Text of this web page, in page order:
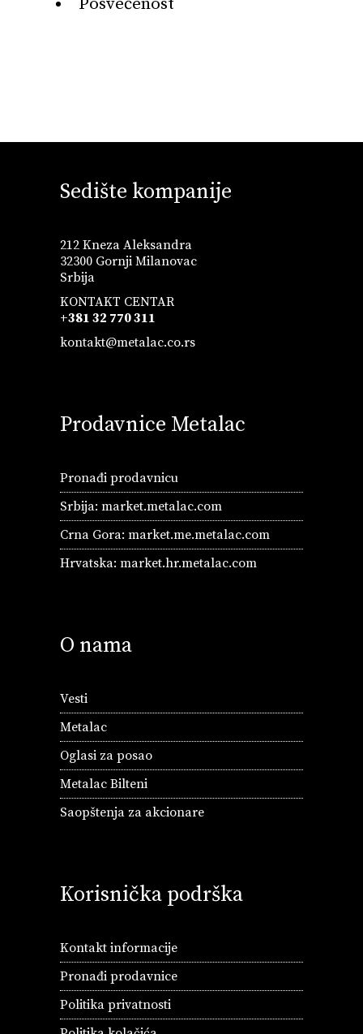
Sedište kompanije
212 Kneza Aleksandra
32300 Gornji Milanovac
Srbija
KONTAKT CENTAR
+381 32 770 311
kontakt@metalac.co.rs
Prodavnice Metalac
Pronađi prodavnicu
Srbija: market.metalac.com
Crna Gora: market.me.metalac.com
Hrvatska: market.hr.metalac.com
O nama
Vesti
Metalac
Oglasi za posao
Metalac Bilteni
Saopštenja za akcionare
Korisnička podrška
Kontakt informacije
Pronađi prodavnice
Politika privatnosti